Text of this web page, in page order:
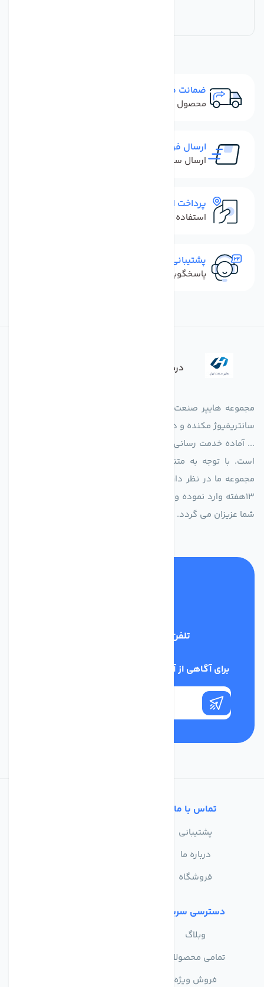
ضمانت مرجوعی
محصول نباید آسیب دیده باشد
ارسال فوری
ارسال سفارش در کمترین زمان ممکن
پرداخت امن
استفاده از روش‌های پرداخت امن
پشتیبانی سریع
پاسخگویی سریع به تماس‌ها و پیام‌ها
درباره فروشگاه
مجموعه هایپر صنعت ایران در امر تولید و واردات انواع فن های
سانتریفیوژ مکنده و دمنده آکسیال، سقفی، بین کانالی، مرغداری و
... آماده خدمت رسانی به شرکت های تولیدی، صنعتی و ساختمانی
است. با توجه به متنوع بودن فن های تولیدی کمپانی اروپایی
مجموعه ما در نظر دارد کالاهای تخصصی شما عزیزان رو در صرف
13هفته وارد نموده و این عمر باعث صرفه جویی در هزینه و زمان
شما عزیزان می گردد.
تلفن پشتیبانی
برای آگاهی از آخرین اخبار در خبرنامه ما عضو شوید
تماس با ما
پشتیبانی
درباره ما
فروشگاه
دسترسی سریع
وبلاگ
تمامی محصولات
فروش ویژه